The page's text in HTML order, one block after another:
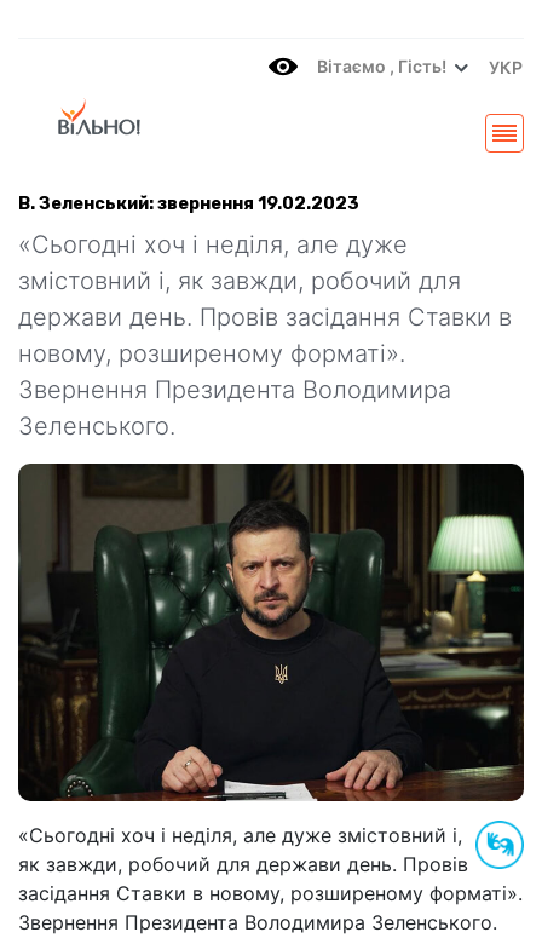
Вітаємo , Гість! УКР
В. Зеленський: звернення 19.02.2023
«Сьогодні хоч і неділя, але дуже
змістовний і, як завжди, робочий для
держави день. Провів засідання Ставки в
новому, розширеному форматі».
Звернення Президента Володимира
Зеленського.
«Сьогодні хоч і неділя, але дуже змістовний і,
як завжди, робочий для держави день. Провів
засідання Ставки в новому, розширеному форматі».
Звернення Президента Володимира Зеленського.